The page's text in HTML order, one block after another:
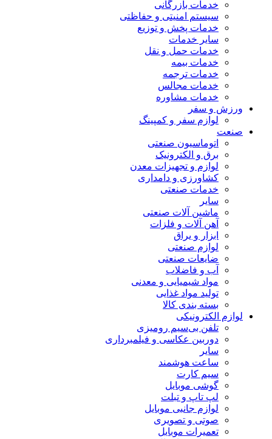
خدمات بازرگانی
سیستم امنیتی و حفاظتی
خدمات پخش و توزیع
سایر خدمات
خدمات حمل و نقل
خدمات بیمه
خدمات ترجمه
خدمات مجالس
خدمات مشاوره
ورزش و سفر
لوازم سفر و کمپینگ
صنعت
اتوماسیون صنعتی
برق و الکترونیک
لوازم و تجهیزات معدن
کشاورزی و دامداری
خدمات صنعتی
سایر
ماشین آلات صنعتی
آهن آلات و فلزات
ابزار و یراق
لوازم صنعتی
ضایعات صنعتی
آب و فاضلاب
مواد شیمیایی و معدنی
تولید مواد غذایی
بسته بندی کالا
لوازم الکترونیکی
تلفن بی‌سیم رومیزی
دوربین عکاسی و فیلمبرداری
سایر
ساعت هوشمند
سیم کارت
گوشی موبایل
لپ تاپ و تبلت
لوازم جانبی موبایل
صوتی و تصویری
تعمیرات موبایل